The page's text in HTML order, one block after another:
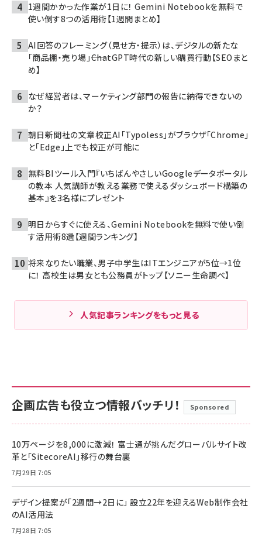
1週間かかった作業が1日に！ Gemini Notebookを無料で
使い倒す8つの活用術【1週間まとめ】
AI回答のフレーミング（見せ方・提示）は、デジタルの新たな
「商品棚・売り場」――ChatGPT時代の新しい購買行動【SEOまと
め】
なぜ経営者は、マーケティング部門の報告に納得できないの
か？
朝日新聞社の文章校正AI「Typoless」がブラウザ「Chrome」
と「Edge」上でも校正が可能に
無料BIツール入門『いちばんやさしいGoogleデータポータル
の教本 人気講師が教える業務で使えるダッシュボード構築の
基本』を3名様にプレゼント
明日からすぐに使える、Gemini Notebookを無料で使い倒
す活用術8選【週間ランキング】
将来なりたい職業、男子中学生はITエンジニアが5位→1位
に！ 高校生は男女とも公務員がトップ【ソニー生命調べ】
人気記事ランキングをもっと見る
企画広告も役立つ情報バッチリ！ Sponsored
10万ページを8,000に激減！ 富士通が挑んだグローバルサイト改
革と「SitecoreAI」移行の舞台裏
7月29日 7:05
デザイン提案が「2週間→2日に」 設立22年を迎えるWeb制作会社
のAI活用法
7月28日 7:05